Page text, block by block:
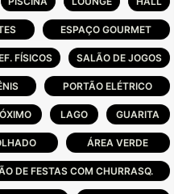
(Grupo Capão
apresentam o
XANGRI-LÁ, o
surpreendente que
reúne tudo o que
mar. O ENSEADA
dúvida nenhuma o
do litoral são
Pórtico de
ESPAÇO GOURMET
FÍSICOS SALÃO DE JOGOS
PORTÃO ELÉTRICO
LAGO GUARITA
ÁREA VERDE
DE FESTAS COM CHURRASQ.